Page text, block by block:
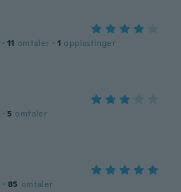
· 11 omtaler · 1 opplastinger
· 5 omtaler
· 85 omtaler